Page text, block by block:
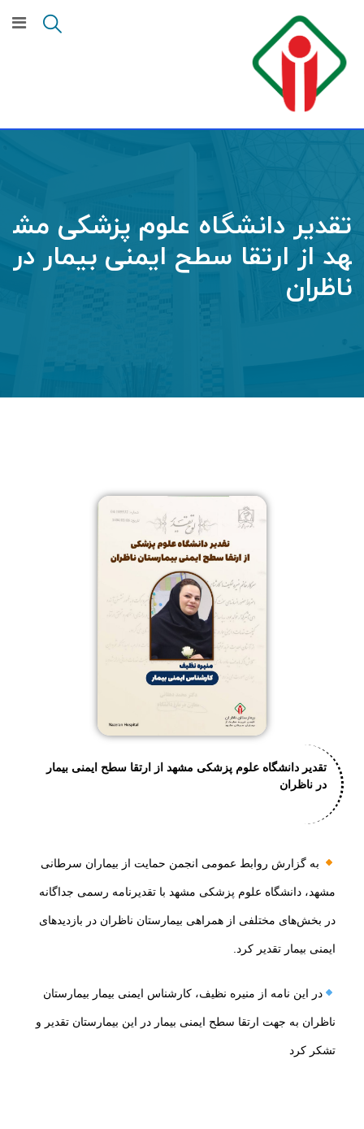
تقدیر دانشگاه علوم پزشکی مش
هد از ارتقا سطح ایمنی بیمار در
ناظران
تقدیر دانشگاه علوم پزشکی مشهد از ارتقا سطح ایمنی بیمار
در ناظران
به گزارش روابط عمومی انجمن حمایت از بیماران سرطانی
مشهد، دانشگاه علوم پزشکی مشهد با تقدیرنامه رسمی جداگانه
در بخش‌های مختلفی از همراهی بیمارستان ناظران در بازدیدهای
ایمنی بیمار تقدیر کرد.
در این نامه از منیره نظیف، کارشناس ایمنی بیمار بیمارستان
ناظران به جهت ارتقا سطح ایمنی بیمار در این بیمارستان تقدیر و
تشکر کرد